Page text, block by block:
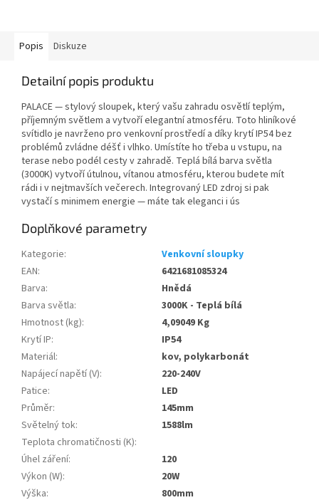
Popis Diskuze
Detailní popis produktu
PALACE — stylový sloupek, který vašu zahradu osvětlí teplým,
příjemným světlem a vytvoří elegantní atmosféru. Toto hliníkové
svítidlo je navrženo pro venkovní prostředí a díky krytí IP54 bez
problémů zvládne déšť i vlhko. Umístíte ho třeba u vstupu, na
terase nebo podél cesty v zahradě. Teplá bílá barva světla
(3000K) vytvoří útulnou, vítanou atmosféru, kterou budete mít
rádi i v nejtmavších večerech. Integrovaný LED zdroj si pak
vystačí s minimem energie — máte tak eleganci i ús
Doplňkové parametry
Kategorie:
Venkovní sloupky
EAN:
6421681085324
Barva:
Hnědá
Barva světla:
3000K - Teplá bílá
Hmotnost (kg):
4,09049 Kg
Krytí IP:
IP54
Materiál:
kov, polykarbonát
Napájecí napětí (V):
220-240V
Patice:
LED
Průměr:
145mm
Světelný tok:
1588lm
Teplota chromatičnosti (K):
Úhel záření:
120
Výkon (W):
20W
Výška: 800mm